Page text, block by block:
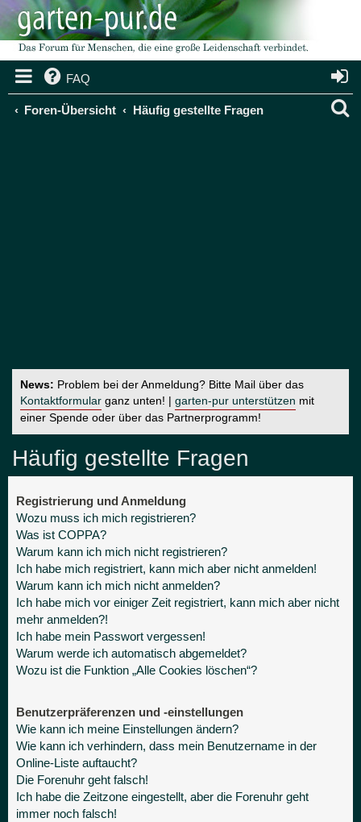
FAQ
Foren-Übersicht Häufig gestellte Fragen
News: Problem bei der Anmeldung? Bitte Mail über das
Kontaktformular ganz unten! | garten-pur unterstützen mit
einer Spende oder über das Partnerprogramm!
Häufig gestellte Fragen
Registrierung und Anmeldung
Wozu muss ich mich registrieren?
Was ist COPPA?
Warum kann ich mich nicht registrieren?
Ich habe mich registriert, kann mich aber nicht anmelden!
Warum kann ich mich nicht anmelden?
Ich habe mich vor einiger Zeit registriert, kann mich aber nicht
mehr anmelden?!
Ich habe mein Passwort vergessen!
Warum werde ich automatisch abgemeldet?
Wozu ist die Funktion „Alle Cookies löschen“?
Benutzerpräferenzen und -einstellungen
Wie kann ich meine Einstellungen ändern?
Wie kann ich verhindern, dass mein Benutzername in der
Online-Liste auftaucht?
Die Forenuhr geht falsch!
Ich habe die Zeitzone eingestellt, aber die Forenuhr geht
immer noch falsch!